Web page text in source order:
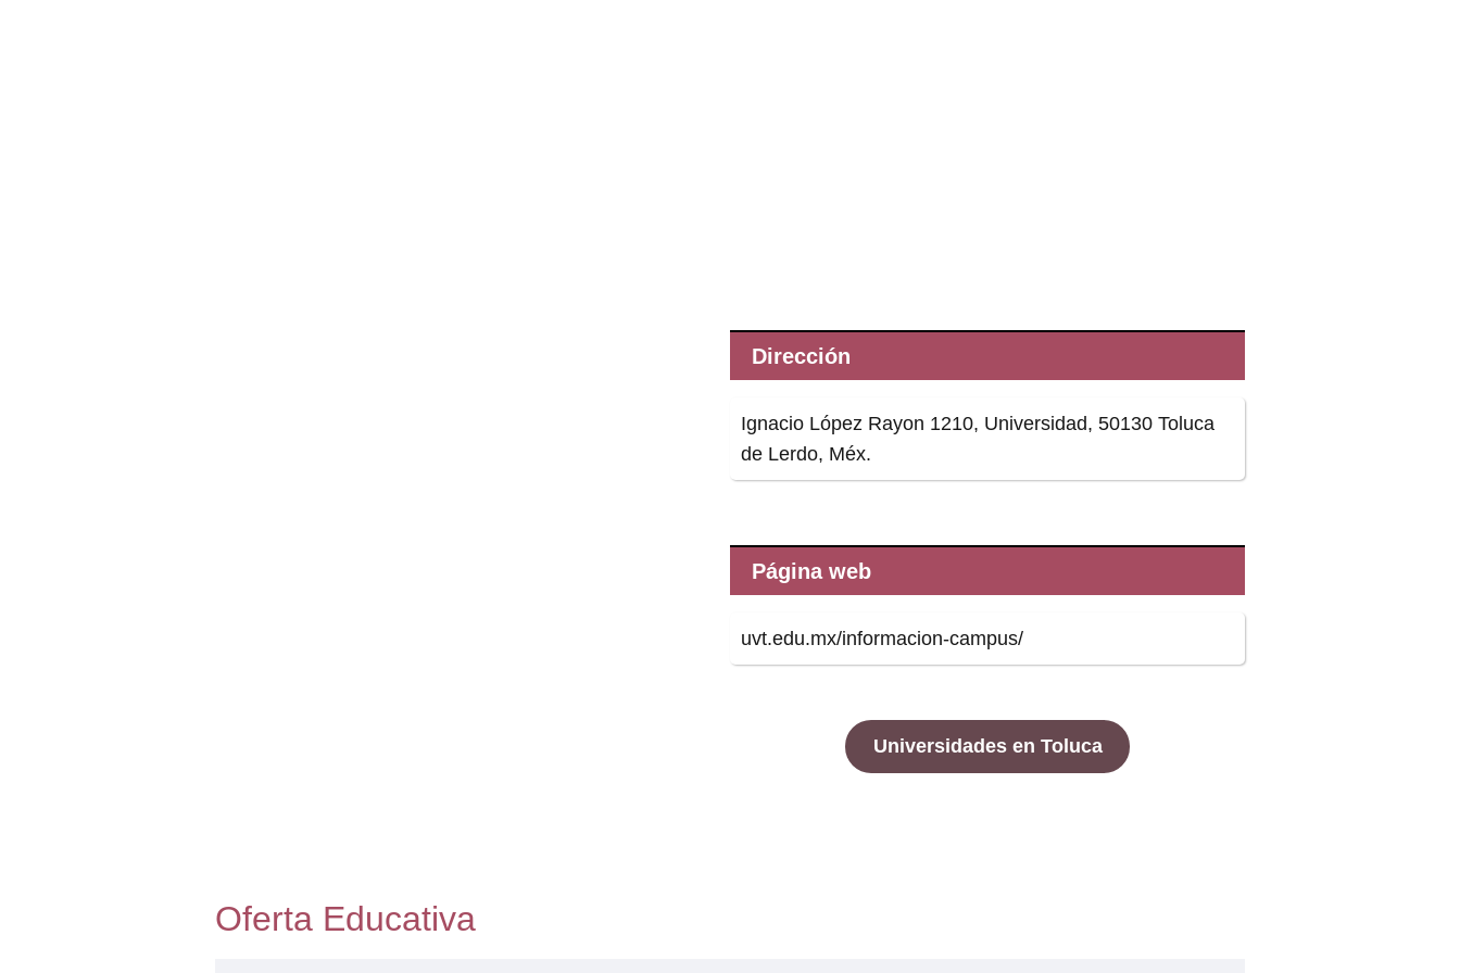
Dirección
Ignacio López Rayon 1210, Universidad, 50130 Toluca
de Lerdo, Méx.
Página web
uvt.edu.mx/informacion-campus/
Universidades en Toluca
Oferta Educativa